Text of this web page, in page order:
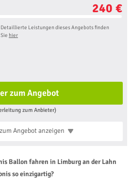
240 €
Detaillierte Leistungen dieses Angebots finden
Sie hier
zum Angebot
zum Anbieter)
Angebotanzeigen
Ballon fahren in Limburg an der Lahn
so einzigartig?